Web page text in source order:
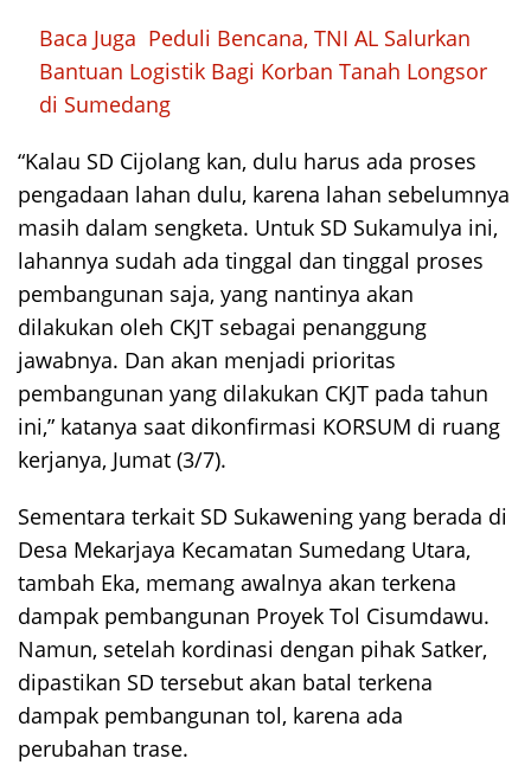
Baca Juga Peduli Bencana, TNI AL Salurkan
Bantuan Logistik Bagi Korban Tanah Longsor
di Sumedang
“Kalau SD Cijolang kan, dulu harus ada proses
pengadaan lahan dulu, karena lahan sebelumnya
masih dalam sengketa. Untuk SD Sukamulya ini,
lahannya sudah ada tinggal dan tinggal proses
pembangunan saja, yang nantinya akan
dilakukan oleh CKJT sebagai penanggung
jawabnya. Dan akan menjadi prioritas
pembangunan yang dilakukan CKJT pada tahun
ini,” katanya saat dikonfirmasi KORSUM di ruang
kerjanya, Jumat (3/7).
Sementara terkait SD Sukawening yang berada di
Desa Mekarjaya Kecamatan Sumedang Utara,
tambah Eka, memang awalnya akan terkena
dampak pembangunan Proyek Tol Cisumdawu.
Namun, setelah kordinasi dengan pihak Satker,
dipastikan SD tersebut akan batal terkena
dampak pembangunan tol, karena ada
perubahan trase.